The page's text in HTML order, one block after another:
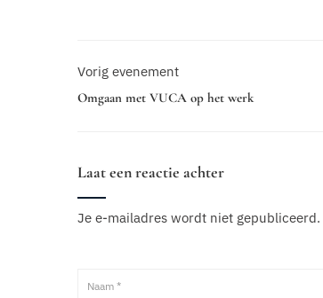
Vorig evenement
Omgaan met VUCA op het werk
Laat een reactie achter
Je e-mailadres wordt niet gepubliceerd.